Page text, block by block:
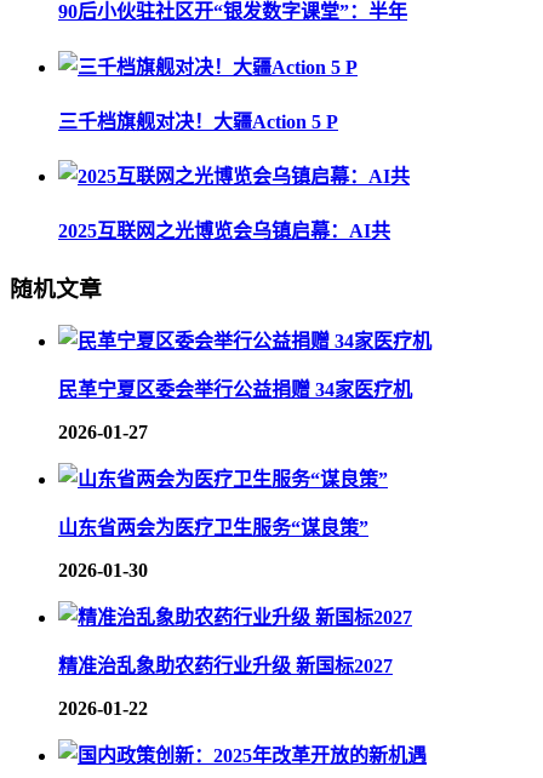
90后小伙驻社区开“银发数字课堂”：半年
三千档旗舰对决！大疆Action 5 P
2025互联网之光博览会乌镇启幕：AI共
随机文章
民革宁夏区委会举行公益捐赠 34家医疗机
2026-01-27
山东省两会为医疗卫生服务“谋良策”
2026-01-30
精准治乱象助农药行业升级 新国标2027
2026-01-22